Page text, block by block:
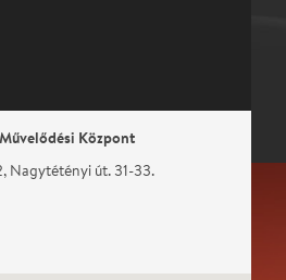
Központ
Nagytétényi út. 31-33.